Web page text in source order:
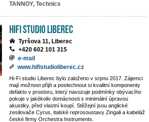
TANNOY, Technics
HiFi studio Liberec
Tyršova 11, Liberec
+420 602 101 315
e-mail
www.hifistudioliberec.cz
Hi-Fi studio Liberec bylo založeno v srpnu 2017. Zájemci
mají možnost přijít a poslechnout si kvalitní komponenty
defakto v prostoru, který navozuje podmínky obývacího
pokoje v jakékoliv domácnosti s minimální úpravou
akustiky, před vlastní koupí. Stěžejní jsou anglické
zesilovače Cyrus, italské reprosoustavy Zingali a kabeláž
české firmy Orchestra Instruments.